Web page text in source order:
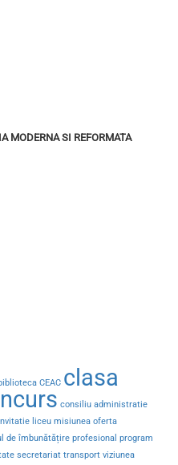
MODERNA SI REFORMATA
CEAC clasa
consiliu administratie
liceu misiunea oferta
de îmbunătățire profesional program
secretariat transport viziunea